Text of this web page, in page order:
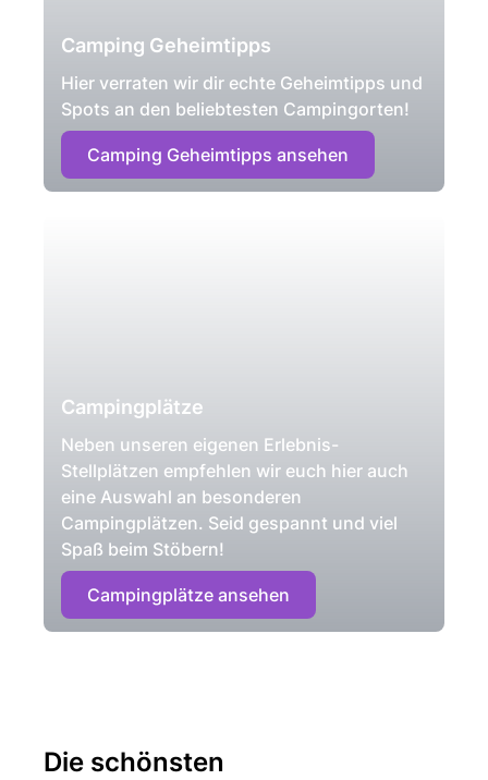
Camping Geheimtipps
Hier verraten wir dir echte Geheimtipps und
Spots an den beliebtesten Campingorten!
Camping Geheimtipps ansehen
Campingplätze
Neben unseren eigenen Erlebnis-
Stellplätzen empfehlen wir euch hier auch
eine Auswahl an besonderen
Campingplätzen. Seid gespannt und viel
Spaß beim Stöbern!
Campingplätze ansehen
Die schönsten